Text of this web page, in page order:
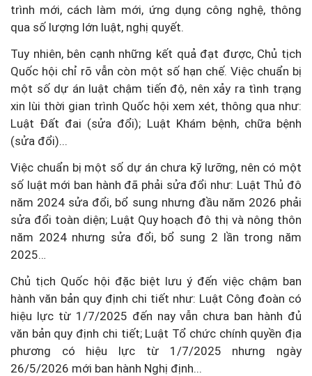
trình mới, cách làm mới, ứng dụng công nghệ, thông
qua số lượng lớn luật, nghị quyết.
Tuy nhiên, bên cạnh những kết quả đạt được, Chủ tịch
Quốc hội chỉ rõ vẫn còn một số hạn chế. Việc chuẩn bị
một số dự án luật chậm tiến độ, nên xảy ra tình trạng
xin lùi thời gian trình Quốc hội xem xét, thông qua như:
Luật Đất đai (sửa đổi); Luật Khám bệnh, chữa bệnh
(sửa đổi)...
Việc chuẩn bị một số dự án chưa kỹ lưỡng, nên có một
số luật mới ban hành đã phải sửa đổi như: Luật Thủ đô
năm 2024 sửa đổi, bổ sung nhưng đầu năm 2026 phải
sửa đổi toàn diện; Luật Quy hoạch đô thị và nông thôn
năm 2024 nhưng sửa đổi, bổ sung 2 lần trong năm
2025…
Chủ tịch Quốc hội đặc biệt lưu ý đến việc chậm ban
hành văn bản quy định chi tiết như: Luật Công đoàn có
hiệu lực từ 1/7/2025 đến nay vẫn chưa ban hành đủ
văn bản quy định chi tiết; Luật Tổ chức chính quyền địa
phương có hiệu lực từ 1/7/2025 nhưng ngày
26/5/2026 mới ban hành Nghị định...